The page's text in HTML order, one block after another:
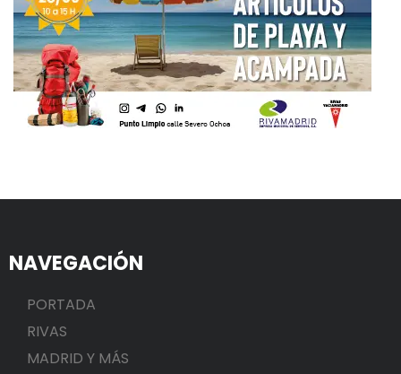
NAVEGACIÓN
PORTADA
RIVAS
MADRID Y MÁS